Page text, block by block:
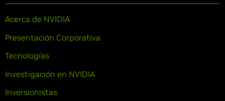
Acerca de NVIDIA
Presentación Corporativa
Tecnologías
Investigación en NVIDIA
Inversionistas